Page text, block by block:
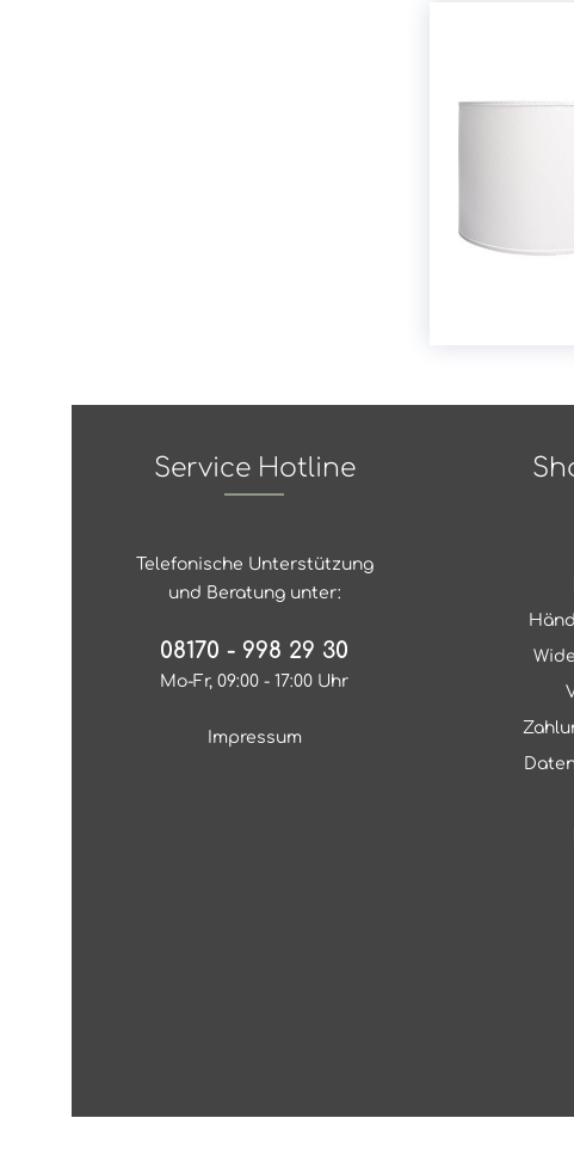
Service Hotline
Telefonische Unterstützung
und Beratung unter:
08170 - 998 29 30
Mo-Fr, 09:00 - 17:00 Uhr
Impressum